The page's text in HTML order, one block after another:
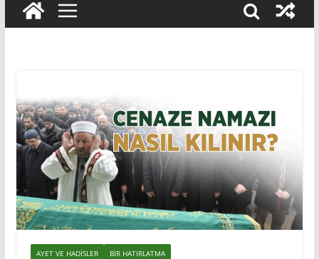
AYET VE HADISLER BIR HATIRLATMA